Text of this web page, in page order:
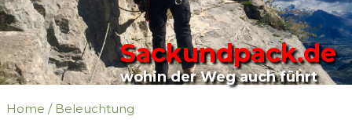
Sackundpack.de
wohin der Weg auch führt
Home / Beleuchtung